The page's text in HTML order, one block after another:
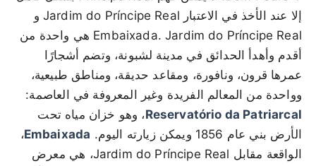
إلا عند الأخذ في الاعتبار Jardim do Príncipe Real و
Embaixada. Jardim do Príncipe Real هي واحدة من
أقدم وأهدأ الحدائق في مدينة لشبونة، وتضم أشجارًا
عمرها قرون، ونافورة، ومقاعد حديقة، ومناطق طبيعية،
وواحدة من المعالم الفريدة وغير المعروفة في العاصمة:
Reservatório da Patriarcal، وهو خزان مياه تحت
الأرض بني عام 1856 ويمكن زيارته اليوم.
Embaixada،
الواقعة مقابل Jardim do Príncipe Real، هي معرض